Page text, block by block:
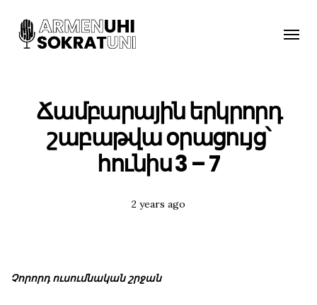
Toggle
Ճամբարային երկրորդ
շաբաթվա օրացույց՝
հունիս 3 – 7
Posted
2 years ago
Չորորդ ուսումնական շրջան